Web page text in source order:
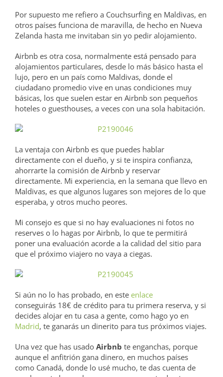
Por supuesto me refiero a Couchsurfing en Maldivas, en
otros países funciona de maravilla, de hecho en Nueva
Zelanda hasta me invitaban sin yo pedir alojamiento.
Airbnb es otra cosa, normalmente está pensado para
alojamientos particulares, desde lo más básico hasta el
lujo, pero en un país como Maldivas, donde el
ciudadano promedio vive en unas condiciones muy
básicas, los que suelen estar en Airbnb son pequeños
hoteles o guesthouses, a veces con una sola habitación.
La ventaja con Airbnb es que puedes hablar
directamente con el dueño, y si te inspira confianza,
ahorrarte la comisión de Airbnb y reservar
directamente. Mi experiencia, en la semana que llevo en
Maldivas, es que algunos lugares son mejores de lo que
esperaba, y otros mucho peores.
Mi consejo es que si no hay evaluaciones ni fotos no
reserves o lo hagas por Airbnb, lo que te permitirá
poner una evaluación acorde a la calidad del sitio para
que el próximo viajero no vaya a ciegas.
Si aún no lo has probado, en este enlace
conseguirás 18€ de crédito para tu primera reserva, y si
decides alojar en tu casa a gente, como hago yo en
Madrid, te ganarás un dinerito para tus próximos viajes.
Una vez que has usado Airbnb te enganchas, porque
aunque el anfitrión gana dinero, en muchos países
como Canadá, donde lo usé mucho, te das cuenta de